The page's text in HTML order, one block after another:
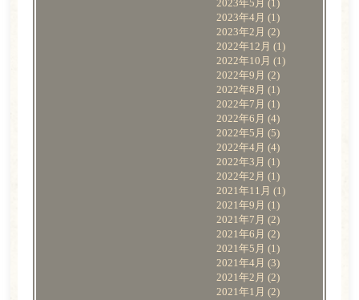
2023年5月 (1)
2023年4月 (1)
2023年2月 (2)
2022年12月 (1)
2022年10月 (1)
2022年9月 (2)
2022年8月 (1)
2022年7月 (1)
2022年6月 (4)
2022年5月 (5)
2022年4月 (4)
2022年3月 (1)
2022年2月 (1)
2021年11月 (1)
2021年9月 (1)
2021年7月 (2)
2021年6月 (2)
2021年5月 (1)
2021年4月 (3)
2021年2月 (2)
2021年1月 (2)